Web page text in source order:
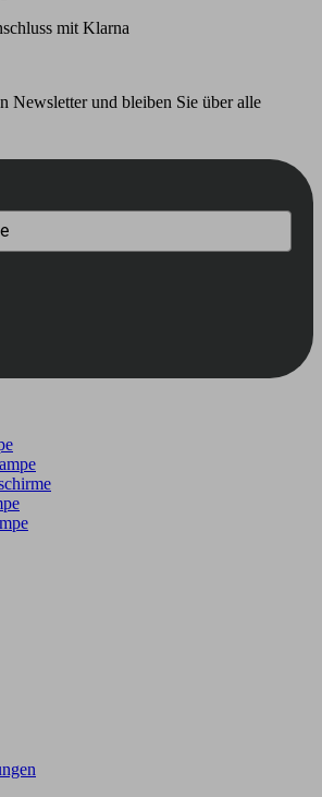
mit Klarna
Newsletter und bleiben Sie über alle